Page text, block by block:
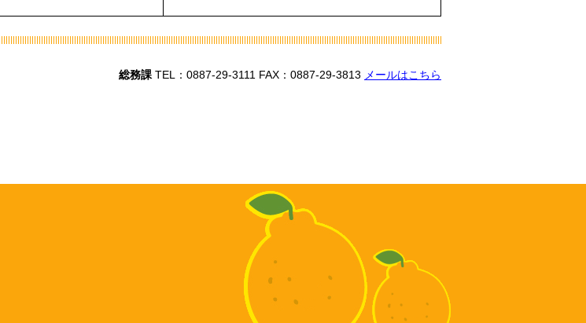
総務課 TEL：0887-29-3111 FAX：0887-29-3813 メールはこちら